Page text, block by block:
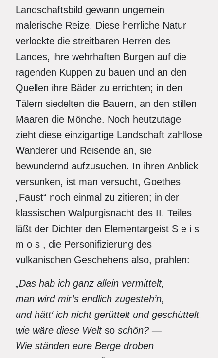
Landschaftsbild gewann ungemein
malerische Reize. Diese herrliche Natur
verlockte die streitbaren Herren des
Landes, ihre wehrhaften Burgen auf die
ragenden Kuppen zu bauen und an den
Quellen ihre Bäder zu errichten; in den
Tälern siedelten die Bauern, an den stillen
Maaren die Mönche. Noch heutzutage
zieht diese einzigartige Landschaft zahllose
Wanderer und Reisende an, sie
bewundernd aufzusuchen. In ihren Anblick
versunken, ist man versucht, Goethes
„Faust“ noch einmal zu zitieren; in der
klassischen Walpurgisnacht des II. Teiles
läßt der Dichter den Elementargeist S e i s
m o s , die Personifizierung des
vulkanischen Geschehens also, prahlen:
„Das hab ich ganz allein vermittelt,
man wird mir’s endlich zugesteh’n,
und hätt‘ ich nicht gerüttelt und geschüttelt,
wie wäre diese Welt so schön? —
Wie ständen eure Berge droben